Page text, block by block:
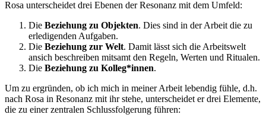
Rosa unterscheidet drei Ebenen der Resonanz mit dem Umfeld:
Die Beziehung zu Objekten. Dies sind in der Arbeit die zu
erledigenden Aufgaben.
Die Beziehung zur Welt. Damit lässt sich die Arbeitswelt
ansich beschreiben mitsamt den Regeln, Werten und Ritualen.
Die Beziehung zu Kolleg*innen.
Um zu ergründen, ob ich mich in meiner Arbeit lebendig fühle, d.h.
nach Rosa in Resonanz mit ihr stehe, unterscheidet er drei Elemente,
die zu einer zentralen Schlussfolgerung führen: